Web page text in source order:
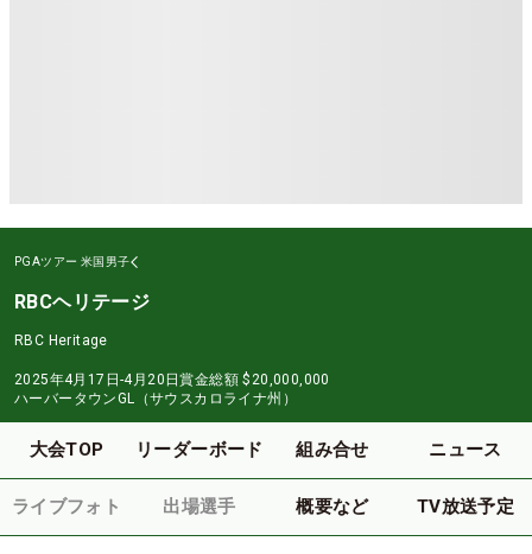
PGAツアー 米国男子
RBCヘリテージ
RBC Heritage
2025年4月17日-4月20日賞金総額 $20,000,000
ハーバータウンGL（サウスカロライナ州）
大会TOP リーダーボード 組み合せ ニュース
ライブフォト 出場選手 概要など TV放送予定